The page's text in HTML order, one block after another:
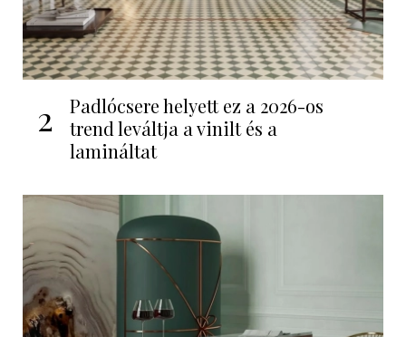
2
Padlócsere helyett ez a 2026-os
trend leváltja a vinilt és a
lamináltat